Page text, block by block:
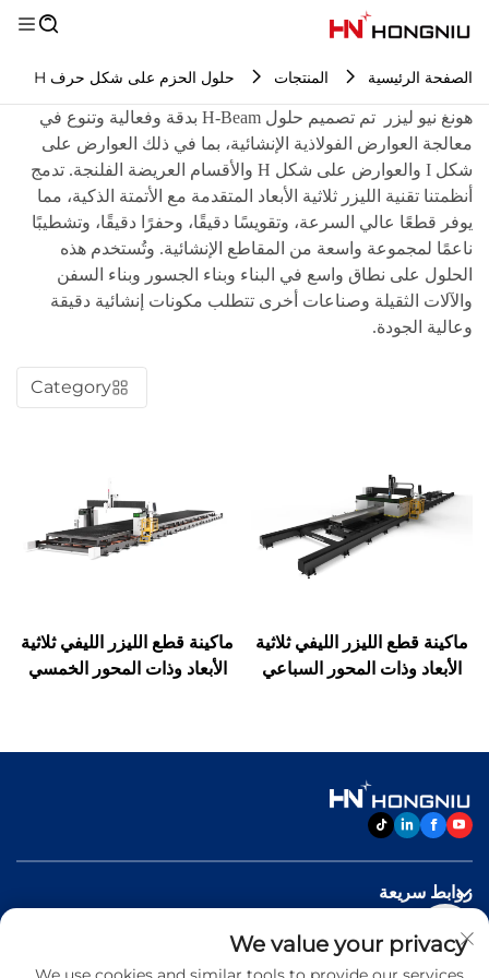
الصفحة الرئيسية المنتجات حلول الحزم على شكل حرف H
هونغ نيو ليزر
تم تصميم حلول H-Beam بدقة وفعالية وتنوع في
معالجة العوارض الفولاذية الإنشائية، بما في ذلك العوارض على
شكل I والعوارض على شكل H والأقسام العريضة الفلنجة. تدمج
أنظمتنا تقنية الليزر ثلاثية الأبعاد المتقدمة مع الأتمتة الذكية، مما
يوفر قطعًا عالي السرعة، وتقويسًا دقيقًا، وحفرًا دقيقًا، وتشطيبًا
ناعمًا لمجموعة واسعة من المقاطع الإنشائية. وتُستخدم هذه
الحلول على نطاق واسع في البناء وبناء الجسور وبناء السفن
والآلات الثقيلة وصناعات أخرى تتطلب مكونات إنشائية دقيقة
وعالية الجودة.
Category
ماكينة قطع الليزر الليفي ثلاثية
الأبعاد وذات المحور السباعي
ماكينة قطع الليزر الليفي ثلاثية
الأبعاد وذات المحور الخمسي
روابط سريعة
منتجات
We value your privacy